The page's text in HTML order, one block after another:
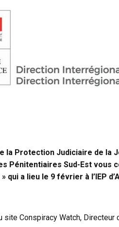
la Protection Judiciaire de la
Pénitentiaires Sud-Est vous
qui a lieu le 9 février à l’IEP
site Conspiracy Watch, Directeur